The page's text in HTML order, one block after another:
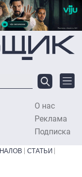
О нас
Реклама
Подписка
СТАТЬИ